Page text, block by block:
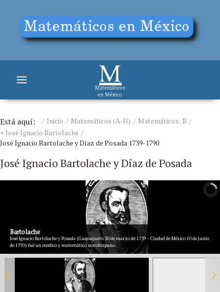
Está aquí: Inicio Matemáticos (A-H)
Matemáticos: B
+ José Ignacio Bartolache
José Ignacio Bartolache y Díaz de Posada 1739-1790
José Ignacio Bartolache y Díaz de Posada
Bartolache
José Ignacio Bartolache y Posada (Guanajuato 30 de marzo de 1739 - Ciudad de México 10 de junio
de 1790) fué un médico y matemático novohispano.